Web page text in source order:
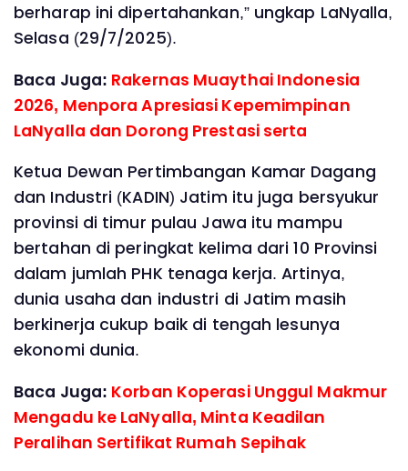
berharap ini dipertahankan,” ungkap LaNyalla,
Selasa (29/7/2025).
Baca Juga: Rakernas Muaythai Indonesia
2026, Menpora Apresiasi Kepemimpinan
LaNyalla dan Dorong Prestasi serta
Ketua Dewan Pertimbangan Kamar Dagang
dan Industri (KADIN) Jatim itu juga bersyukur
provinsi di timur pulau Jawa itu mampu
bertahan di peringkat kelima dari 10 Provinsi
dalam jumlah PHK tenaga kerja. Artinya,
dunia usaha dan industri di Jatim masih
berkinerja cukup baik di tengah lesunya
ekonomi dunia.
Baca Juga: Korban Koperasi Unggul Makmur
Mengadu ke LaNyalla, Minta Keadilan
Peralihan Sertifikat Rumah Sepihak